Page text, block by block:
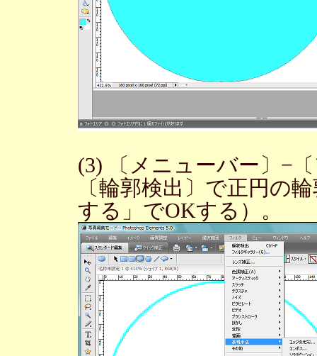
(3) 〔メニューバー〕−
〔輪郭検出〕で正円の
する」でOKする）。